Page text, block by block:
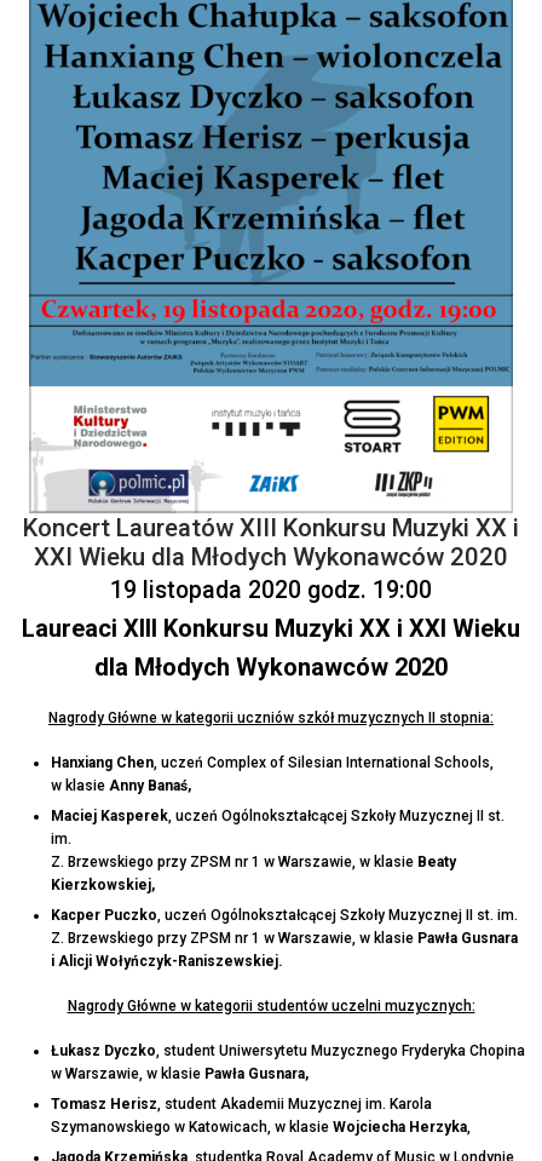
Koncert Laureatów XIII Konkursu Muzyki XX i
XXI Wieku dla Młodych Wykonawców 2020
19 listopada 2020 godz. 19:00
Laureaci XIII Konkursu Muzyki XX i XXI Wieku
dla Młodych Wykonawców 2020
Nagrody Główne w kategorii uczniów szkół muzycznych II stopnia:
Hanxiang Chen, uczeń Complex of Silesian International Schools,
w klasie Anny Banaś,
Maciej Kasperek, uczeń Ogólnokształcącej Szkoły Muzycznej II st.
im.
Z. Brzewskiego przy ZPSM nr 1 w Warszawie, w klasie Beaty
Kierzkowskiej,
Kacper Puczko, uczeń Ogólnokształcącej Szkoły Muzycznej II st. im.
Z. Brzewskiego przy ZPSM nr 1 w Warszawie, w klasie Pawła Gusnara
i Alicji Wołyńczyk-Raniszewskiej.
Nagrody Główne w kategorii studentów uczelni muzycznych:
Łukasz Dyczko, student Uniwersytetu Muzycznego Fryderyka Chopina
w Warszawie, w klasie Pawła Gusnara,
Tomasz Herisz, student Akademii Muzycznej im. Karola
Szymanowskiego w Katowicach, w klasie Wojciecha Herzyka,